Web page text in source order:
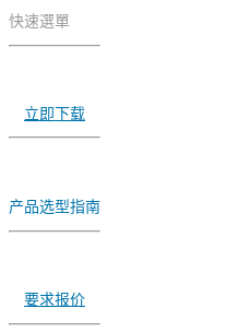
快速選單
立即下载
产品选型指南
要求报价